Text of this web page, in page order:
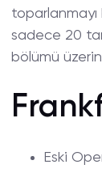
toparlanmayı
sadece 20
bölümü
Eski